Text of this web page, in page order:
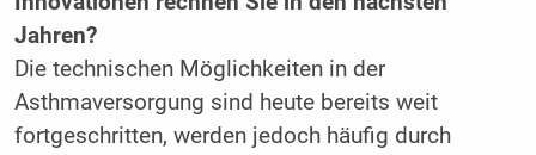
Jahren?
Die technischen Möglichkeiten in der
Asthmaversorgung sind heute bereits weit
fortgeschritten, werden jedoch häufig durch